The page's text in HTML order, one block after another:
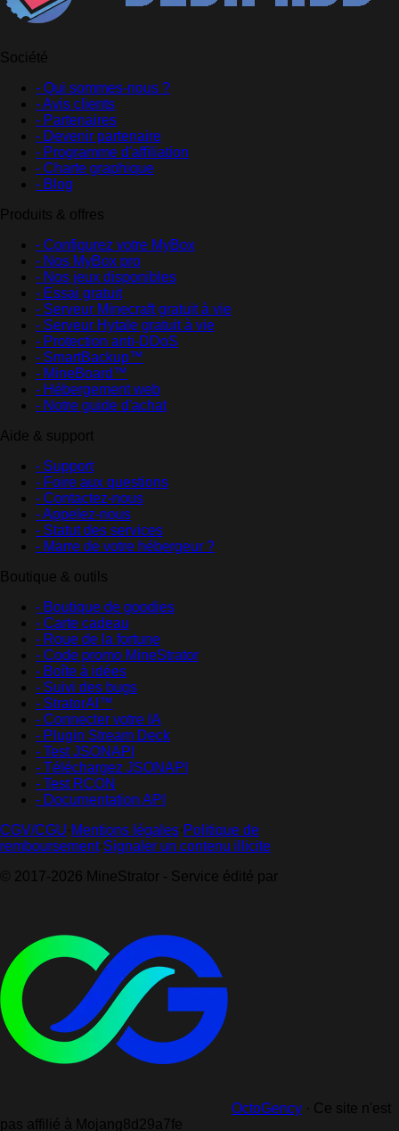
Société
- Qui sommes-nous ?
- Avis clients
- Partenaires
- Devenir partenaire
- Programme d'affiliation
- Charte graphique
- Blog
Produits & offres
- Configurez votre MyBox
- Nos MyBox pro
- Nos jeux disponibles
- Essai gratuit
- Serveur Minecraft gratuit à vie
- Serveur Hytale gratuit à vie
- Protection anti-DDoS
- SmartBackup™
- MineBoard™
- Hébergement web
- Notre guide d'achat
Aide & support
- Support
- Foire aux questions
- Contactez-nous
- Appelez-nous
- Statut des services
- Marre de votre hébergeur ?
Boutique & outils
- Boutique de goodies
- Carte cadeau
- Roue de la fortune
- Code promo MineStrator
- Boîte à idées
- Suivi des bugs
- StratorAI™
- Connecter votre IA
- Plugin Stream Deck
- Test JSONAPI
- Téléchargez JSONAPI
- Test RCON
- Documentation API
CGV/CGU· Mentions légales· Politique de
remboursement·Signaler un contenu illicite
© 2017-2026 MineStrator - Service édité par
OctoGency · Ce site n'est
pas affilié à Mojang8d29a7fe